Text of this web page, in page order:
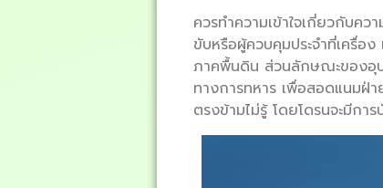
ควรทำความเข้าใจเกี่ยวกับ
ขับหรือผู้ควบคุมประจำที่เครื่อ
ภาคพื้นดิน ส่วนลักษณะของอุ
ทางการทหาร เพื่อสอดแนมฝ่
ตรงข้ามไม่รู้ โดยโดรนจะมีก